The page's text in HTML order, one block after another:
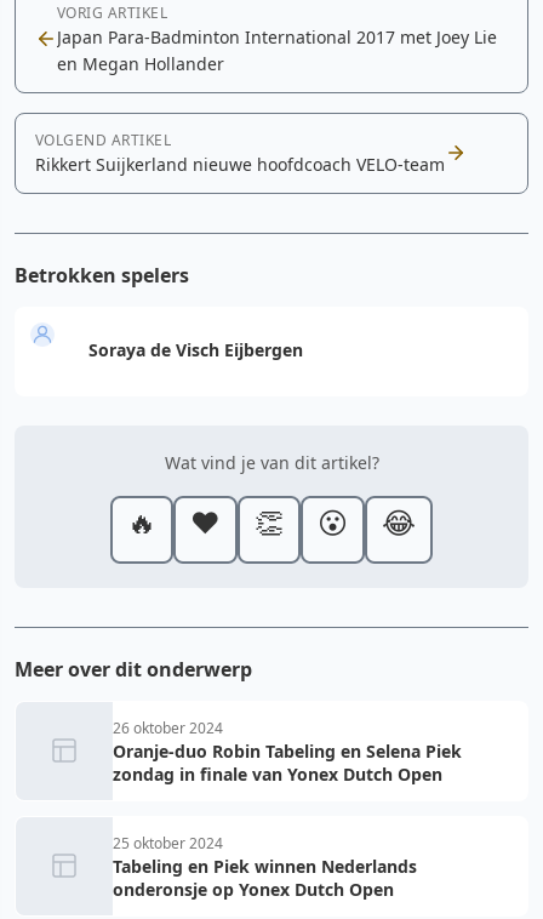
VORIG ARTIKEL
Japan Para-Badminton International 2017 met Joey Lie
en Megan Hollander
VOLGEND ARTIKEL
Rikkert Suijkerland nieuwe hoofdcoach VELO-team
Betrokken spelers
Soraya de Visch Eijbergen
Wat vind je van dit artikel?
🔥 ❤️ 👏 😮 😂
Meer over dit onderwerp
26 oktober 2024
Oranje-duo Robin Tabeling en Selena Piek
zondag in finale van Yonex Dutch Open
25 oktober 2024
Tabeling en Piek winnen Nederlands
onderonsje op Yonex Dutch Open